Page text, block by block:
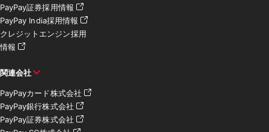
PayPay証券採用情報
PayPay India採用情報
クレジットエンジン採用
情報
関連会社
PayPayカード株式会社
PayPay銀行株式会社
PayPay証券株式会社